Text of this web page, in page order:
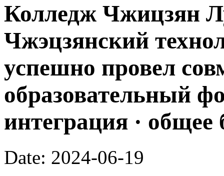
Колледж Чжицзян
Чжэцзянский
успешно провел
образовательный
интеграция · общее
Date: 2024-06-19